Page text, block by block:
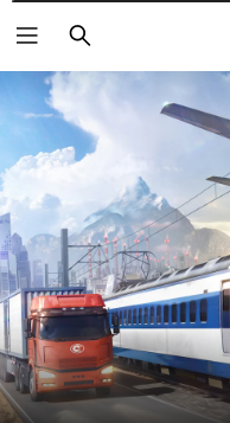
Buscar